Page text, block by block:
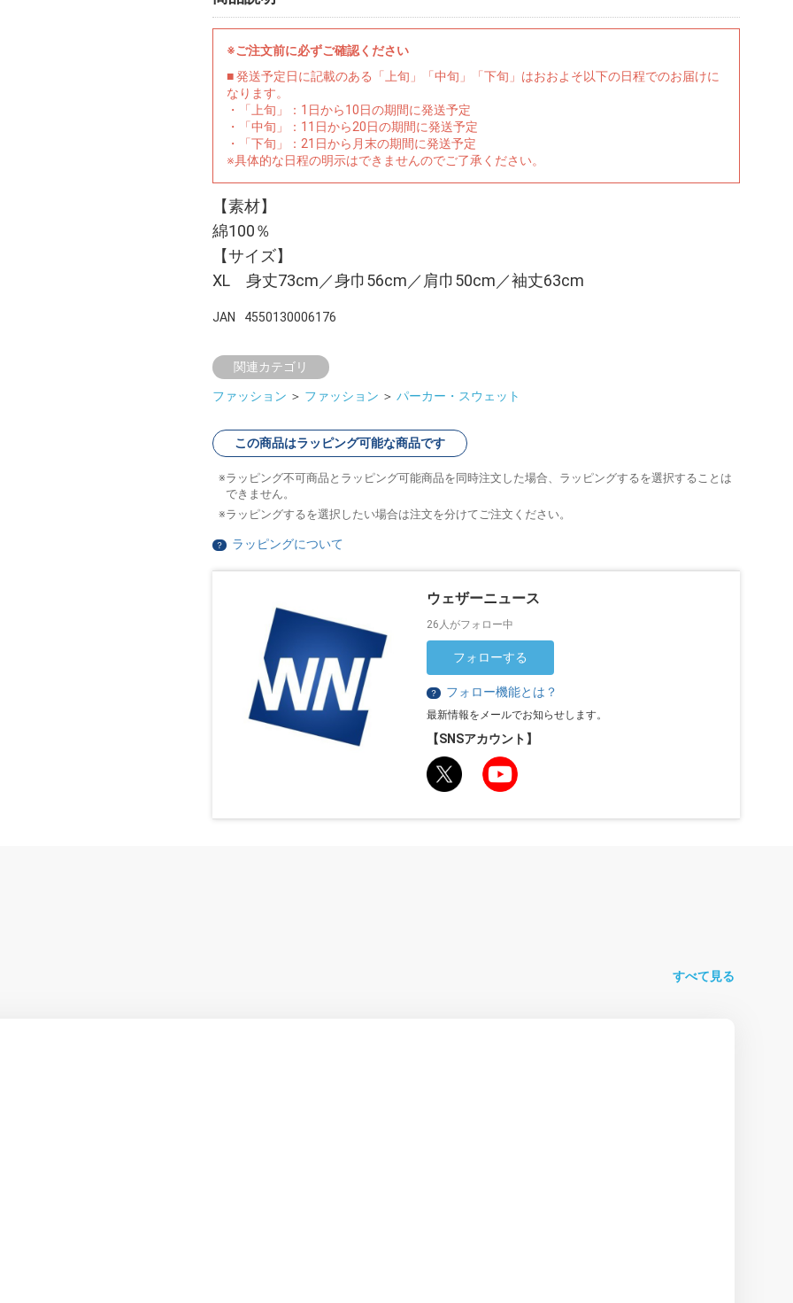
※ご注文前に必ずご確認ください
■ 発送予定日に記載のある「上旬」「中旬」「下旬」はおおよそ以下の日程でのお届けに
なります。
・「上旬」：1日から10日の期間に発送予定
・「中旬」：11日から20日の期間に発送予定
・「下旬」：21日から月末の期間に発送予定
※具体的な日程の明示はできませんのでご了承ください。
【素材】
綿100％
【サイズ】
XL 身丈73cm／身巾56cm／肩巾50cm／袖丈63cm
JAN 4550130006176
関連カテゴリ
ファッション ＞ ファッション ＞ パーカー・スウェット
この商品はラッピング可能な商品です
ラッピング不可商品とラッピング可能商品を同時注文した場合、ラッピングするを選択することは
できません。
ラッピングするを選択したい場合は注文を分けてご注文ください。
？ ラッピングについて
ウェザーニュース
26人がフォロー中
フォローする
？ フォロー機能とは？
最新情報をメールでお知らせします。
【SNSアカウント】
すべて見る